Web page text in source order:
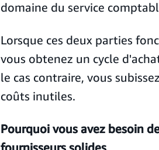
domaine du service
Lorsque ces deux parties
vous obtenez un cycle
le cas contraire, vous
coûts inutiles.
Pourquoi vous avez besoin